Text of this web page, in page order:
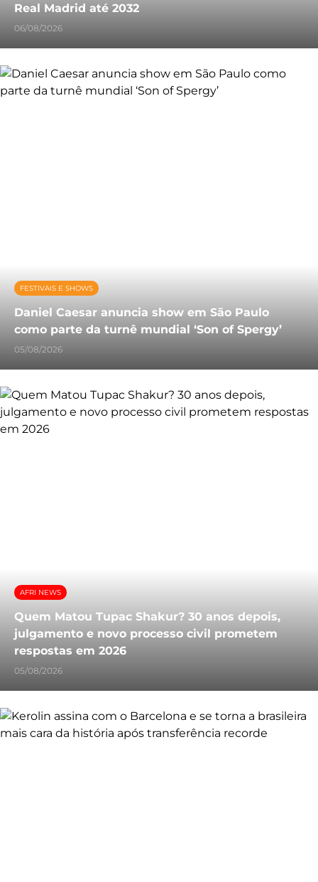
Real Madrid até 2032
06/08/2026
FESTIVAIS E SHOWS
Daniel Caesar anuncia show em São Paulo
como parte da turnê mundial ‘Son of Spergy’
05/08/2026
AFRI NEWS
Quem Matou Tupac Shakur? 30 anos depois,
julgamento e novo processo civil prometem
respostas em 2026
05/08/2026